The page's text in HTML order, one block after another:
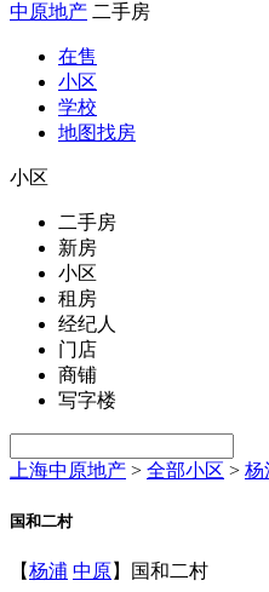
中原地产 二手房
在售
小区
学校
地图找房
小区
二手房
新房
小区
租房
经纪人
门店
商铺
写字楼
上海中原地产 > 全部小区 > 杨
国和二村
【杨浦 中原】国和二村